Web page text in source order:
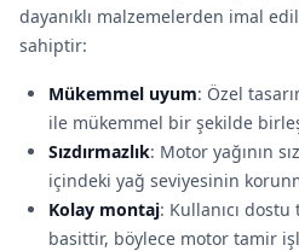
dayanıklı malzemelerden imal
sahiptir:
Mükemmel uyum: Özel
ile mükemmel bir şekilde
Sızdırmazlık: Motor yağının
içindeki yağ seviyesinin
Kolay montaj: Kullanıcı dostu
basittir, böylece motor tamir